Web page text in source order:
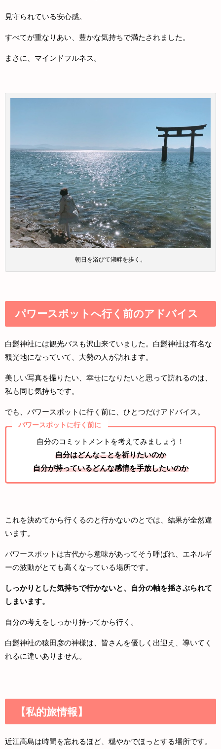
見守られている安心感。
すべてが重なりあい、豊かな気持ちで満たされました。
まさに、マインドフルネス。
朝日を浴びて湖畔を歩く。
パワースポットへ行く前のアドバイス
白髭神社には観光バスも沢山来ていました。白髭神社は有名な
観光地になっていて、大勢の人が訪れます。
美しい写真を撮りたい、幸せになりたいと思って訪れるのは、
私も同じ気持ちです。
でも、パワースポットに行く前に、ひとつだけアドバイス。
パワースポットに行く前に
自分のコミットメントを考えてみましょう！
自分はどんなことを祈りたいのか
自分が持っているどんな感情を手放したいのか
これを決めてから行くるのと行かないのとでは、結果が全然違
います。
パワースポットは古代から意味があってそう呼ばれ、エネルギ
ーの波動がとても高くなっている場所です。
しっかりとした気持ちで行かないと、自分の軸を揺さぶられて
しまいます。
自分の考えをしっかり持ってから行く。
白髭神社の猿田彦の神様は、皆さんを優しく出迎え、導いてく
れるに違いありません。
【私的旅情報】
近江高島は時間を忘れるほど、穏やかでほっとする場所です。